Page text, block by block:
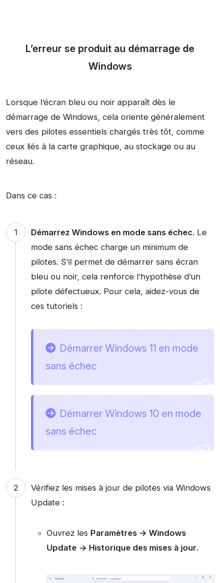
L’erreur se produit au démarrage de
Windows
Lorsque l’écran bleu ou noir apparaît dès le
démarrage de Windows, cela oriente généralement
vers des pilotes essentiels chargés très tôt, comme
ceux liés à la carte graphique, au stockage ou au
réseau.
Dans ce cas :
Démarrez Windows en mode sans échec. Le
mode sans échec charge un minimum de
pilotes. S’il permet de démarrer sans écran
bleu ou noir, cela renforce l’hypothèse d’un
pilote défectueux. Pour cela, aidez-vous de
ces tutoriels :
Démarrer Windows 11 en mode
sans échec
Démarrer Windows 10 en mode
sans échec
Vérifiez les mises à jour de pilotes via Windows
Update :
Ouvrez les Paramètres → Windows
Update -> Historique des mises à jour.